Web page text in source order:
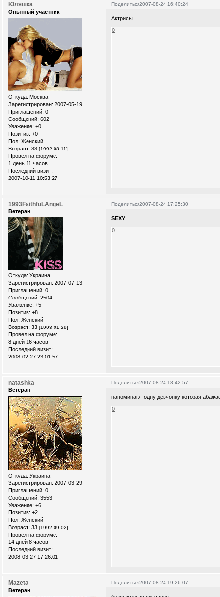
Поделиться2007-08-24 16:40:24
Юляшка
Опытный участник
Откуда: Москва
Зарегистрирован: 2007-05-19
Приглашений: 0
Сообщений: 602
Уважение: +0
Позитив: +0
Пол: Женский
Возраст: 33 [1992-08-11]
Провел на форуме:
1 день 11 часов
Последний визит:
2007-10-11 10:53:27
Актрисы
0
Поделиться2007-08-24 17:25:30
1993FaithfuLAngeL
Ветеран
Откуда: Украина
Зарегистрирован: 2007-07-13
Приглашений: 0
Сообщений: 2504
Уважение: +5
Позитив: +8
Пол: Женский
Возраст: 33 [1993-01-29]
Провел на форуме:
8 дней 16 часов
Последний визит:
2008-02-27 23:01:57
SEXY
0
Поделиться2007-08-24 18:42:57
natashka
Ветеран
Откуда: Украина
Зарегистрирован: 2007-03-29
Приглашений: 0
Сообщений: 3553
Уважение: +6
Позитив: +2
Пол: Женский
Возраст: 33 [1992-09-02]
Провел на форуме:
14 дней 8 часов
Последний визит:
2008-03-27 17:26:01
напоминают одну девчонку которая
0
Поделиться2007-08-24 19:26:07
Mazeta
Ветеран